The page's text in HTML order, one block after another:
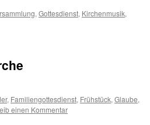
, Gottesdienst, Kirchenmusik,
, Familiengottesdienst, Frühstück, Glaube,
einen Kommentar